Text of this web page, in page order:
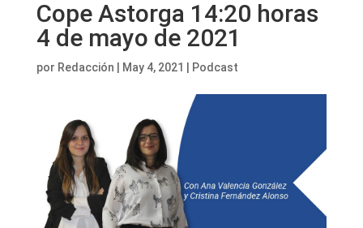
Cope Astorga 14:20 horas
4 de mayo de 2021
por Redacción May 4, 2021 Podcast